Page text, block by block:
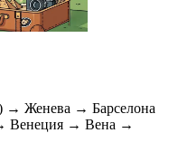
Женева → Барселона
→ Вена →